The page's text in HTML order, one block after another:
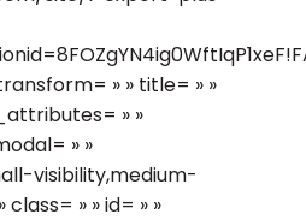
» » title= » »
» »
» »
visibility,medium-
» » id= » »